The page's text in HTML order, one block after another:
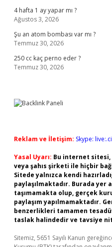
4 hafta 1 ay yapar mı ?
Ağustos 3, 2026
Şu an atom bombası var mı ?
Temmuz 30, 2026
250 cc kaç perno eder ?
Temmuz 30, 2026
Reklam ve İletişim: Skype:
Yasal Uyarı: Bu internet
veya şahıs şirketi ile hiçbir
Sitede yalnızca kendi
paylaşılmaktadır. Burada
taşımamakta olup, gerçek
paylaşım yapılmamaktadır.
benzerlikleri tamamen
taslak halindedir ve tavsiye
Sitemiz, 5651 Sayılı Kanun